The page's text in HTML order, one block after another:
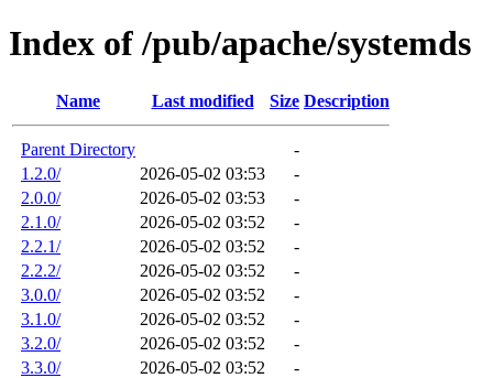
Index of /pub/apache/systemds
Name Last modified Size Description
Parent Directory
-
1.2.0/
2026-05-02 03:53
-
2.0.0/
2026-05-02 03:53
-
2.1.0/
2026-05-02 03:52
-
2.2.1/
2026-05-02 03:52
-
2.2.2/
2026-05-02 03:52
-
3.0.0/
2026-05-02 03:52
-
3.1.0/
2026-05-02 03:52
-
3.2.0/
2026-05-02 03:52
-
3.3.0/
2026-05-02 03:52
-